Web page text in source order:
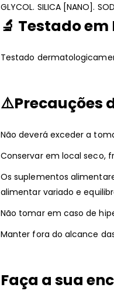
GLYCOL. SILICA [NANO].
🔬 Testado
Testado
⚠️Precauções
Não deverá exceder a
Conservar em local seco,
Os suplementos
alimentar variado e
Não tomar em caso de
Manter fora do alcance
Faça a sua